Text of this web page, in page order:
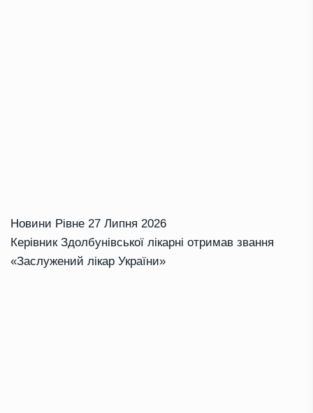
Новини Рівне 27 Липня 2026
Керівник Здолбунівської лікарні отримав звання
«Заслужений лікар України»